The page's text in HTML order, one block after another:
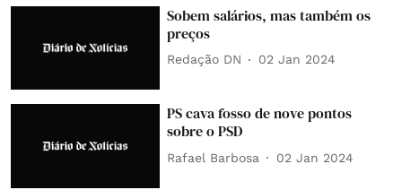
Sobem salários, mas também os
preços
Redação DN 02 Jan 2024
PS cava fosso de nove pontos
sobre o PSD
Rafael Barbosa 02 Jan 2024